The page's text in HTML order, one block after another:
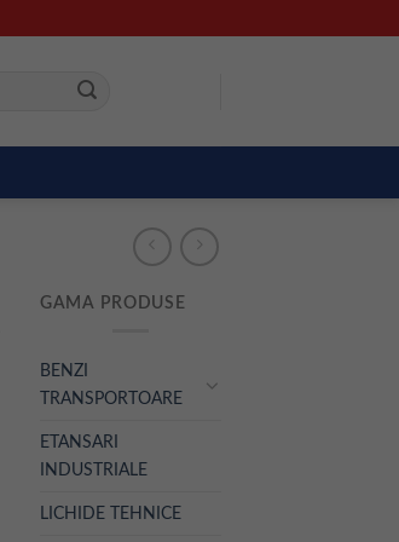
GAMA PRODUSE
BENZI
TRANSPORTOARE
ETANSARI
INDUSTRIALE
LICHIDE TEHNICE